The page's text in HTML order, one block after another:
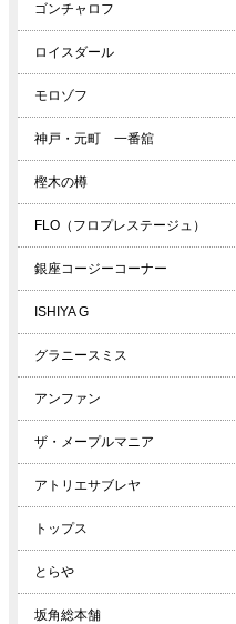
ゴンチャロフ
ロイスダール
モロゾフ
神戸・元町 一番舘
樫木の樽
FLO（フロプレステージュ）
銀座コージーコーナー
ISHIYA G
グラニースミス
アンファン
ザ・メープルマニア
アトリエサブレヤ
トップス
とらや
坂角総本舗